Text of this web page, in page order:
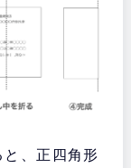
、正四角形